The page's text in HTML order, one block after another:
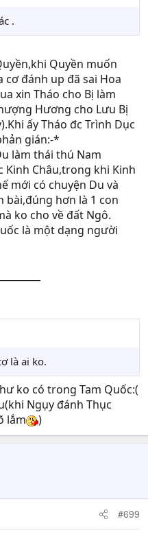
.
Quyền muốn
cơ đánh up đã sai Hoa
xin Tháo cho Bị làm
Hương cho Lưu Bị
ấy Tháo đc Trình Dục
gián:-*
làm thái thú Nam
Kinh Châu,trong khi Kinh
mới có chuyện Du và
bài,đúng hơn là 1 con
ko cho về đất Ngô.
là một dạng người
là ai ko.
ko có trong Tam Quốc:(
Ngụy đánh Thục
lắm
)
#699